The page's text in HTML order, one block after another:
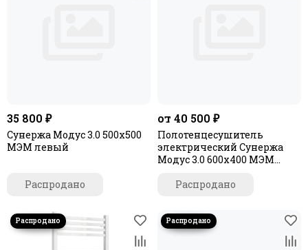
35 800 ₽
Сунержа Модус 3.0 500x500
МЭМ левый
Распродано
от 40 500 ₽
Полотенцесушитель
электрический Сунержа
Модус 3.0 600х400 МЭМ
Распродано